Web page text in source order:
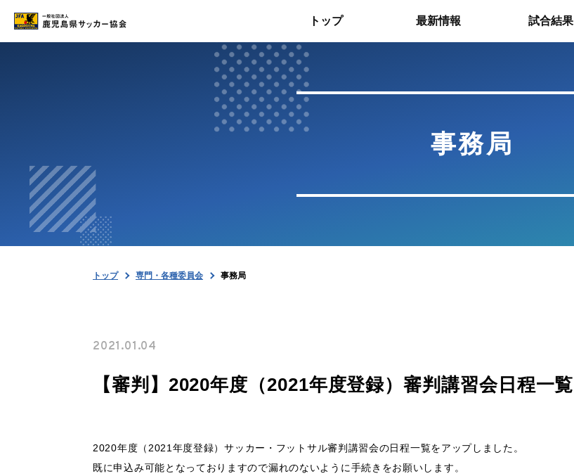
トップ 最新情報 試合結果
試合結果
専門・各種委員会
事務局
トップ 専門・各種委員会 事務局
2021.01.04
【審判】2020年度（2021年度登録）審判講習会日程一覧
2020年度（2021年度登録）サッカー・フットサル審判講習会の日程一覧をアップしました。
既に申込み可能となっておりますので漏れのないように手続きをお願いします。